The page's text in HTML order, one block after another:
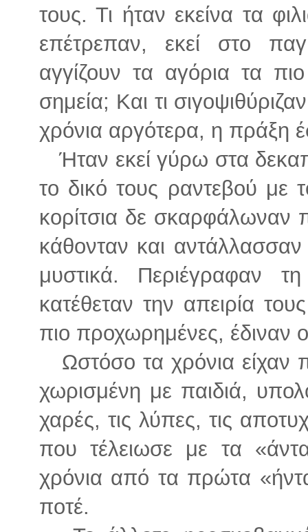
τους. Τι ήταν εκείνα τα
επέτρεπαν, εκεί στο
αγγίζουν τα αγόρια τα
σημεία; Και τι
χρόνια αργότερα, η πράξη
Ήταν εκεί γύρω στα
το δικό τους ραντεβού
κορίτσια δε σκαρφάλωναν
κάθονταν και
μυστικά. Περιέγραφαν
κατέθεταν την απειρία
πιο προχωρημένες, έδιναν
Ωστόσο τα χρόνια είχαν
χωρισμένη με παιδιά,
χαρές, τις λύπες, τις
που τέλειωσε με τα
χρόνια από τα πρώτα
ποτέ.